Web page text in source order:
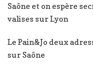
Saône et on espère
valises sur Lyon
Le Pain&Jo deux
sur Saône